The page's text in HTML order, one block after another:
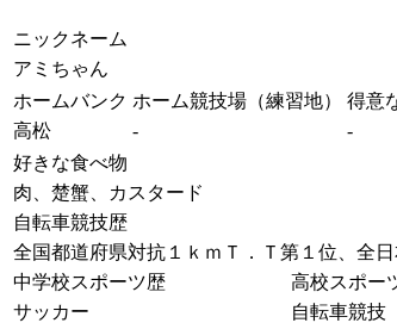
ニックネーム
アミちゃん
ホームバンク ホーム競技場（練習地） 得意
高松
- -
好きな食べ物
肉、楚蟹、カスタード
自転車競技歴
全国都道府県対抗１ｋｍＴ．Ｔ第１位、全
中学校スポーツ歴
高校スポー
サッカー
自転車競技